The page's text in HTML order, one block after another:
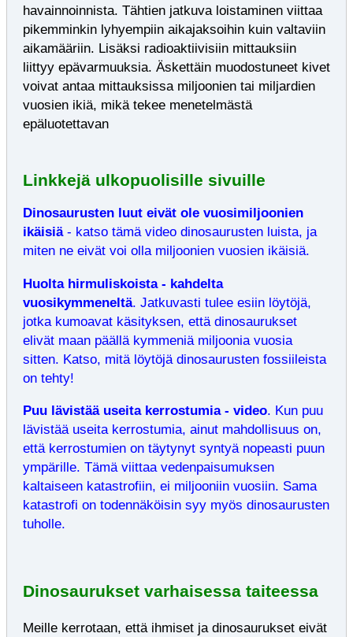
havainnoinnista. Tähtien jatkuva loistaminen viittaa
pikemminkin lyhyempiin aikajaksoihin kuin valtaviin
aikamääriin. Lisäksi radioaktiivisiin mittauksiin
liittyy epävarmuuksia. Äskettäin muodostuneet kivet
voivat antaa mittauksissa miljoonien tai miljardien
vuosien ikiä, mikä tekee menetelmästä
epäluotettavan
Linkkejä ulkopuolisille sivuille
Dinosaurusten luut eivät ole vuosimiljoonien
ikäisiä- katso tämä video dinosaurusten luista, ja
miten ne eivät voi olla miljoonien vuosien ikäisiä.
Huolta hirmuliskoista - kahdelta
vuosikymmeneltä. Jatkuvasti tulee esiin löytöjä,
jotka kumoavat käsityksen, että dinosaurukset
elivät maan päällä kymmeniä miljoonia vuosia
sitten. Katso, mitä löytöjä dinosaurusten fossiileista
on tehty!
Puu lävistää useita kerrostumia - video. Kun puu
lävistää useita kerrostumia, ainut mahdollisuus on,
että kerrostumien on täytynyt syntyä nopeasti puun
ympärille. Tämä viittaa vedenpaisumuksen
kaltaiseen katastrofiin, ei miljooniin vuosiin. Sama
katastrofi on todennäköisin syy myös dinosaurusten
tuholle.
Dinosaurukset varhaisessa taiteessa
Meille kerrotaan, että ihmiset ja dinosaurukset eivät